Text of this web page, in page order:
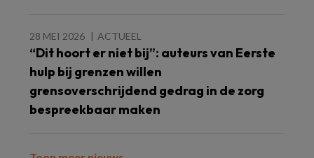
28 MEI 2026 ACTUEEL
“Dit hoort er niet bij”: auteurs van Eerste
hulp bij grenzen willen
grensoverschrijdend gedrag in de zorg
bespreekbaar maken